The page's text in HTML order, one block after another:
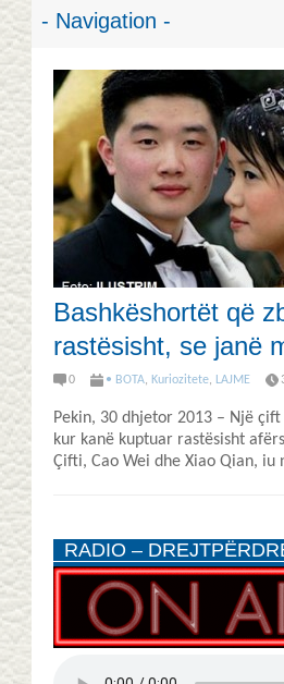
Bashkëshortët që
rastësisht, se janë
0 • BOTA, Kuriozitete, LAJME
Pekin, 30 dhjetor 2013 – Një çift
kur kanë kuptuar rastësisht
Çifti, Cao Wei dhe Xiao Qian, iu
RADIO –